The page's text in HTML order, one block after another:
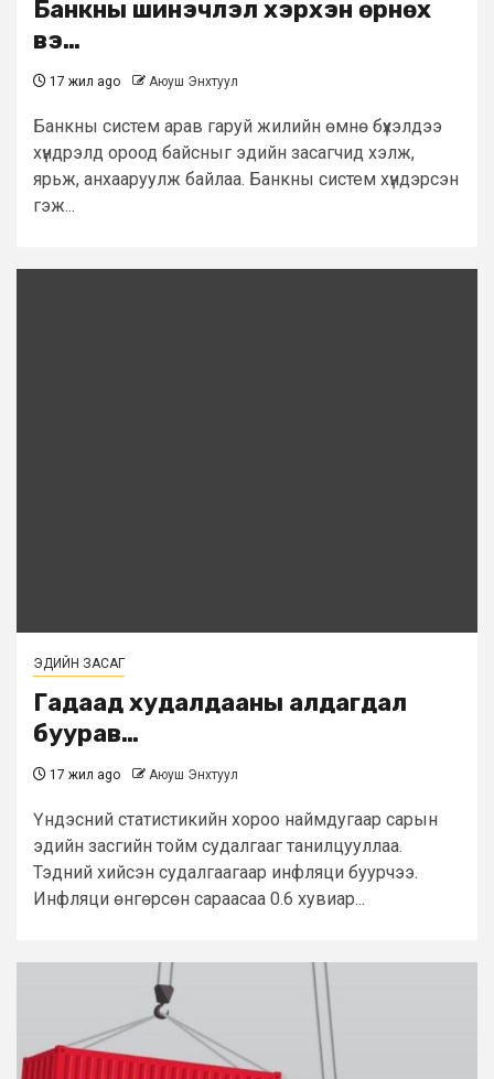
Банкны шинэчлэл хэрхэн өрнөх
вэ…
17 жил ago Аюуш Энхтуул
Банкны систем арав гаруй жилийн өмнө бүхэлдээ
хүндрэлд ороод байсныг эдийн засагчид хэлж,
ярьж, анхааруулж байлаа. Банкны систем хүндэрсэн
гэж...
ЭДИЙН ЗАСАГ
Гадаад худалдааны алдагдал
буурав…
17 жил ago Аюуш Энхтуул
Үндэсний статистикийн хороо наймдугаар сарын
эдийн засгийн тойм судалгааг танилцууллаа.
Тэдний хийсэн судалгаагаар инфляци буурчээ.
Инфляци өнгөрсөн сараасаа 0.6 хувиар...